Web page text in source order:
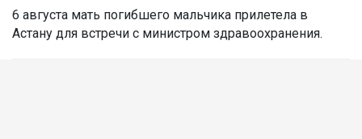
6 августа мать погибшего мальчика прилетела в
Астану для встречи с министром здравоохранения.